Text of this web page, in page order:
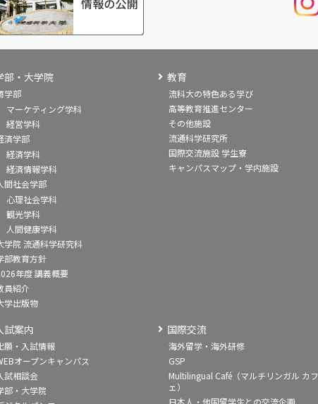
部・大学院
学部
マーケティング学科
経営学科
済学部
経済学科
経済情報学科
間社会学部
心理社会学科
観光学科
人間健康学科
学院 流通科学研究科
部教育方針
年度 講義概要
員紹介
学出版物
教育
流科大の特色ある学び
高等教育推進センター
その他施設
流通科学研究所
国際交流施設 学生寮
キャンパスマップ・学内施設
試案内
願・入試情報
オープンキャンパス
試相談会
部・大学院
国際交流
海外留学・海外研修
GSP
Multilingual Café（マルチリンガル カフ
ェ）
日本人・他国留学生との交流企画